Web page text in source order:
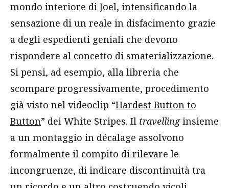
mondo interiore di Joel, intensificando la
sensazione di un reale in disfacimento grazie
a degli espedienti geniali che devono
rispondere al concetto di smaterializzazione.
Si pensi, ad esempio, alla libreria che
scompare progressivamente, procedimento
già visto nel videoclip “Hardest Button to
Button” dei White Stripes. Il travellinginsieme
a un montaggio in décalage assolvono
formalmente il compito di rilevare le
incongruenze, di indicare discontinuità tra